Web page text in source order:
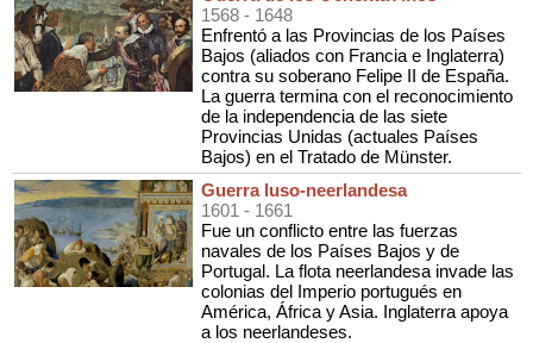
1568 - 1648
Enfrentó a las Provincias de los Países
Bajos (aliados con Francia e Inglaterra)
contra su soberano Felipe II de España.
La guerra termina con el reconocimiento
de la independencia de las siete
Provincias Unidas (actuales Países
Bajos) en el Tratado de Münster.
Guerra luso-neerlandesa
1601 - 1661
Fue un conflicto entre las fuerzas
navales de los Países Bajos y de
Portugal. La flota neerlandesa invade las
colonias del Imperio portugués en
América, África y Asia. Inglaterra apoya
a los neerlandeses.